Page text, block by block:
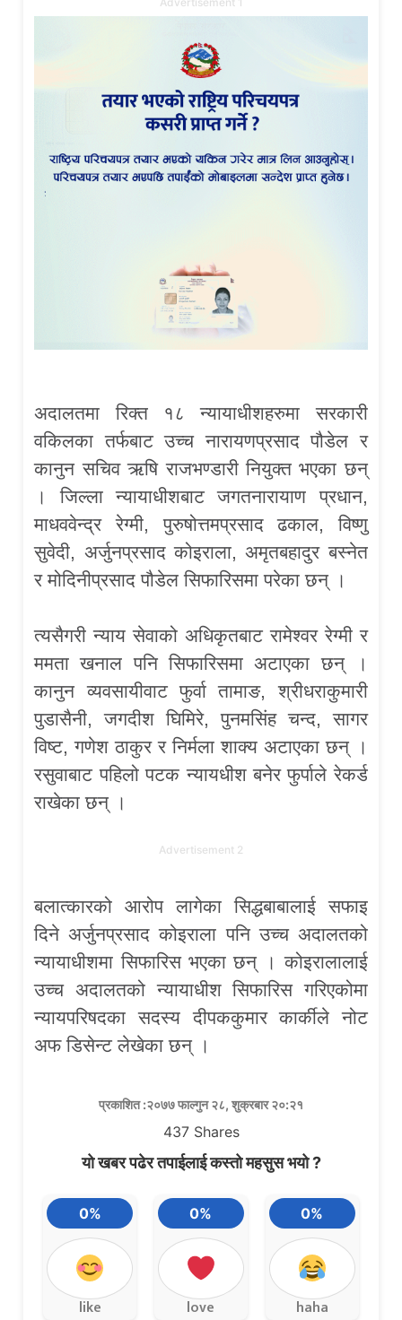
अदालतमा रिक्त १८ न्यायाधीशहरुमा सरकारी
वकिलका तर्फबाट उच्च नारायणप्रसाद पौडेल र
कानुन सचिव ऋषि राजभण्डारी नियुक्त भएका छन्
। जिल्ला न्यायाधीशबाट जगतनारायाण प्रधान,
माधववेन्द्र रेग्मी, पुरुषोत्तमप्रसाद ढकाल, विष्णु
सुवेदी, अर्जुनप्रसाद कोइराला, अमृतबहादुर बस्नेत
र मोदिनीप्रसाद पौडेल सिफारिसमा परेका छन् ।
त्यसैगरी न्याय सेवाको अधिकृतबाट रामेश्वर रेग्मी र
ममता खनाल पनि सिफारिसमा अटाएका छन् ।
कानुन व्यवसायीवाट फुर्वा तामाङ, श्रीधराकुमारी
पुडासैनी, जगदीश घिमिरे, पुनमसिंह चन्द, सागर
विष्ट, गणेश ठाकुर र निर्मला शाक्य अटाएका छन् ।
रसुवाबाट पहिलो पटक न्यायधीश बनेर फुर्पाले रेकर्ड
राखेका छन् ।
Advertisement 2
बलात्कारको आरोप लागेका सिद्धबाबालाई सफाइ
दिने अर्जुनप्रसाद कोइराला पनि उच्च अदालतको
न्यायाधीशमा सिफारिस भएका छन् । कोइरालालाई
उच्च अदालतको न्यायाधीश सिफारिस गरिएकोमा
न्यायपरिषदका सदस्य दीपककुमार कार्कीले नोट
अफ डिसेन्ट लेखेका छन् ।
प्रकाशित :२०७७ फाल्गुन २८, शुक्रबार २०:२१
437 Shares
यो खबर पढेर तपाईलाई कस्तो महसुस भयो ?
0%
like
0%
love
0%
haha